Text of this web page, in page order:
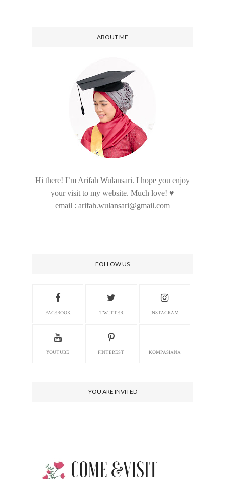
ABOUT ME
Hi there! I’m Arifah Wulansari. I hope you enjoy
your visit to my website. Much love! ♥
email : arifah.wulansari@gmail.com
FOLLOW US
FACEBOOK TWITTER INSTAGRAM
YOUTUBE PINTEREST KOMPASIANA
YOU ARE INVITED